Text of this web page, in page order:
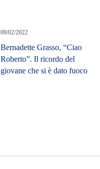
09/02/2022
Bernadette Grasso, “Ciao
Roberto”. Il ricordo del
giovane che si è dato fuoco